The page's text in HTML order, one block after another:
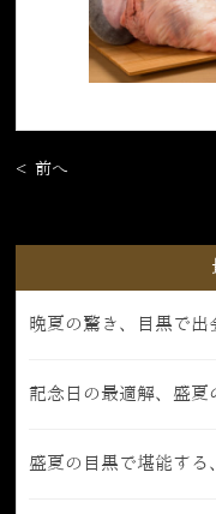
< 前へ
晩夏の驚き、目黒で
記念日の最適解、盛
盛夏の目黒で堪能する